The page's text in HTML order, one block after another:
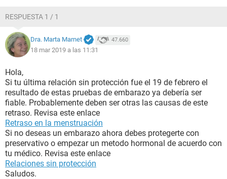
RESPUESTA 1 / 1
Dra. Marta Marnet 47.660
18 mar 2019 a las 11:31
Hola,
Si tu última relación sin protección fue el 19 de febrero el
resultado de estas pruebas de embarazo ya debería ser
fiable. Probablemente deben ser otras las causas de este
retraso. Revisa este enlace
Retraso en la menstruación
Si no deseas un embarazo ahora debes protegerte con
preservativo o empezar un metodo hormonal de acuerdo con
tu médico. Revisa este enlace
Relaciones sin protección
Saludos.